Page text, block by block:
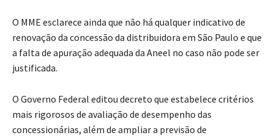
O MME esclarece ainda que não há qualquer indicativo de
renovação da concessão da distribuidora em São Paulo e que
a falta de apuração adequada da Aneel no caso não pode ser
justificada.
O Governo Federal editou decreto que estabelece critérios
mais rigorosos de avaliação de desempenho das
concessionárias, além de ampliar a previsão de